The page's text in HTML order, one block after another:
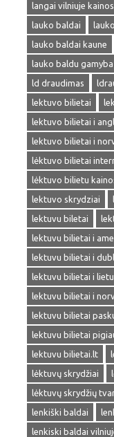
langai vilniuje kainos
lauko baldai
lauko baldai kaune
lauko baldu gamyba
ld draudimas
lektuvo bilietai
lektuvo bilietai i
lektuvo bilietai i
lėktuvo bilietai
lėktuvo bilietu
lektuvo skrydziai
lektuvu biletai
lektuvu bilietai i
lektuvu bilietai i
lektuvu bilietai i
lektuvu bilietai i
lektuvu bilietai
lektuvu bilietai
lektuvu bilietai.lt
lėktuvų skrydžiai
lėktuvų skrydžių
lenkiški baldai
lenkiski baldai